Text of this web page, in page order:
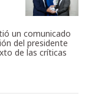
un comunicado
del presidente
de las críticas